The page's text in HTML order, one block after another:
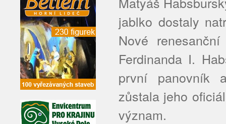
jablko dostaly
Nové
Ferdinanda I.
první panovník
zůstala jeho
význam.